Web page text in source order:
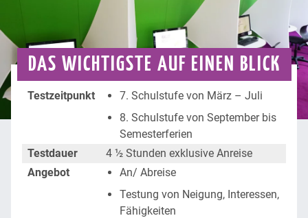
DAS WICHTIGSTE AUF EINEN BLICK
Testzeitpunkt
7. Schulstufe von März – Juli
8. Schulstufe von September bis
Semesterferien
Testdauer
4 ½ Stunden exklusive Anreise
Angebot
An/ Abreise
Testung von Neigung, Interessen,
Fähigkeiten